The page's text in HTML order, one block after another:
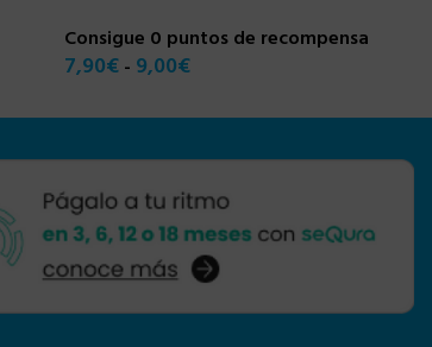
Consigue 0 puntos de recompensa
7,90€- 9,00€